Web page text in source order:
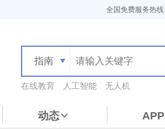
全国免费服务热线
指南
在线教育 人工智能 无人机
动态 APP